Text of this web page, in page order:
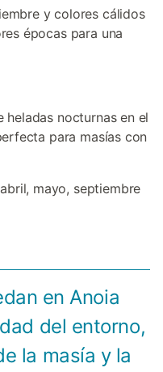
y colores cálidos
épocas para una
heladas nocturnas en el
para masías con
mayo, septiembre
en Anoia
del entorno,
la masía y la